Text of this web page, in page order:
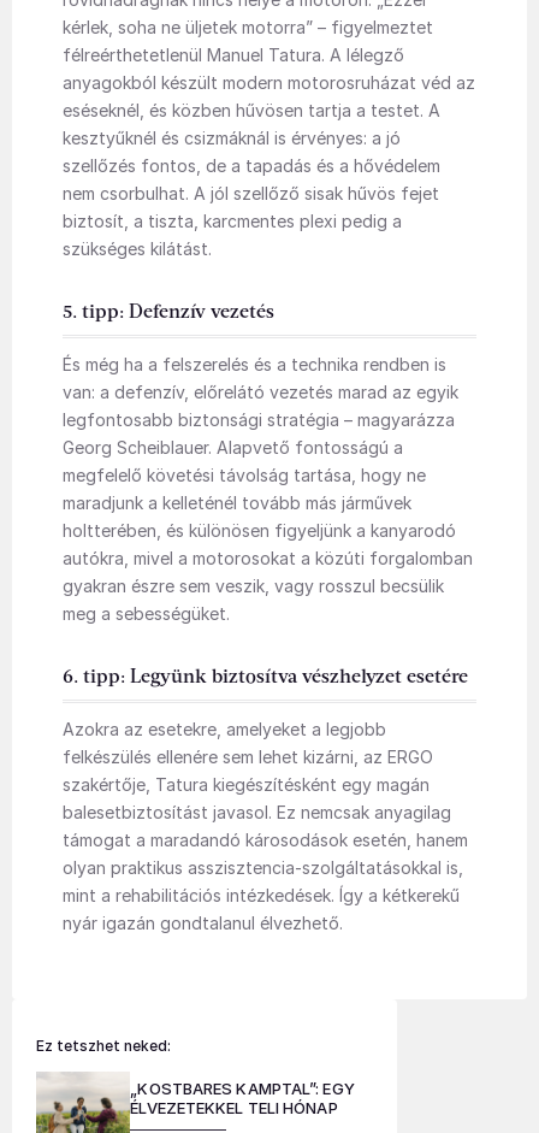
kérlek, soha ne üljetek motorra” – figyelmeztet
félreérthetetlenül Manuel Tatura. A lélegző
anyagokból készült modern motorosruházat véd az
eséseknél, és közben hűvösen tartja a testet. A
kesztyűknél és csizmáknál is érvényes: a jó
szellőzés fontos, de a tapadás és a hővédelem
nem csorbulhat. A jól szellőző sisak hűvös fejet
biztosít, a tiszta, karcmentes plexi pedig a
szükséges kilátást.
5. tipp: Defenzív vezetés
És még ha a felszerelés és a technika rendben is
van: a defenzív, előrelátó vezetés marad az egyik
legfontosabb biztonsági stratégia – magyarázza
Georg Scheiblauer. Alapvető fontosságú a
megfelelő követési távolság tartása, hogy ne
maradjunk a kelleténél tovább más járművek
holtterében, és különösen figyeljünk a kanyarodó
autókra, mivel a motorosokat a közúti forgalomban
gyakran észre sem veszik, vagy rosszul becsülik
meg a sebességüket.
6. tipp: Legyünk biztosítva vészhelyzet esetére
Azokra az esetekre, amelyeket a legjobb
felkészülés ellenére sem lehet kizárni, az ERGO
szakértője, Tatura kiegészítésként egy magán
balesetbiztosítást javasol. Ez nemcsak anyagilag
támogat a maradandó károsodások esetén, hanem
olyan praktikus asszisztencia-szolgáltatásokkal is,
mint a rehabilitációs intézkedések. Így a kétkerekű
nyár igazán gondtalanul élvezhető.
Ez tetszhet neked:
„KOSTBARES KAMPTAL”: EGY
ÉLVEZETEKKEL TELI HÓNAP